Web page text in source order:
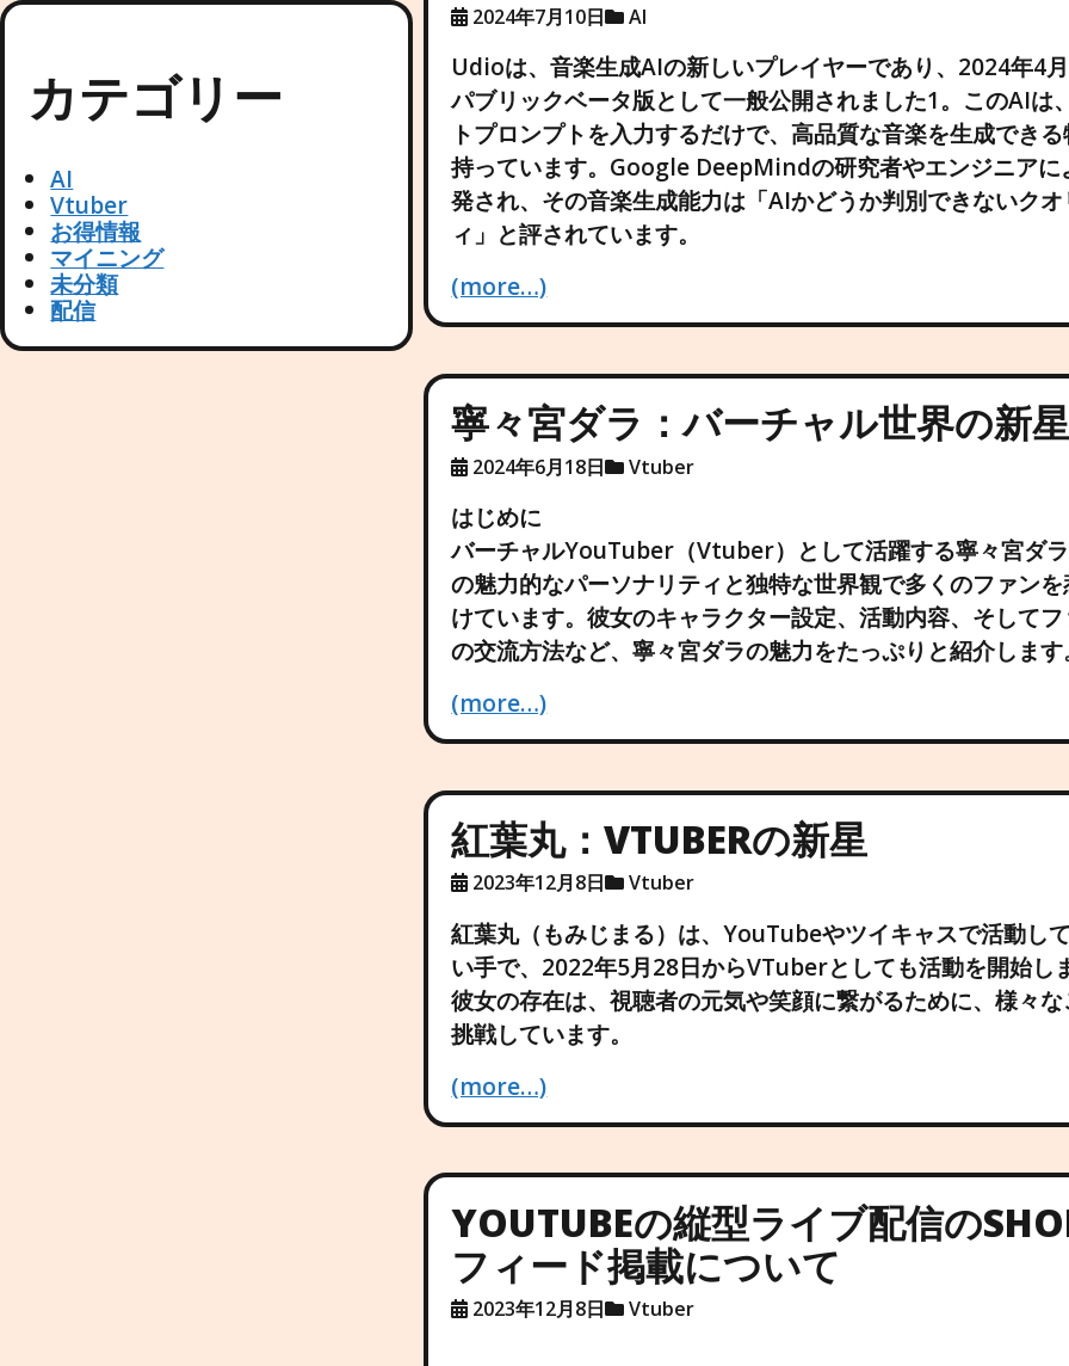
カテゴリー
AI
Vtuber
お得情報
マイニング
未分類
配信
2024年7月10日 AI
Udioは、音楽生成AIの新しいプレイヤーであり、2024年4
パブリックベータ版として一般公開されました1。このAIは
トプロンプトを入力するだけで、高品質な音楽を生成でき
持っています。Google DeepMindの研究者やエンジニアに
発され、その音楽生成能力は「AIかどうか判別できないク
ィ」と評されています。
(more…)
寧々宮ダラ：バーチャル世界の新
2024年6月18日 Vtuber
はじめに
バーチャルYouTuber（Vtuber）として活躍する寧々宮ダ
の魅力的なパーソナリティと独特な世界観で多くのファン
けています。彼女のキャラクター設定、活動内容、そして
の交流方法など、寧々宮ダラの魅力をたっぷりと紹介しま
(more…)
紅葉丸：VTUBERの新星
2023年12月8日 Vtuber
紅葉丸（もみじまる）は、YouTubeやツイキャスで活動し
い手で、2022年5月28日からVTuberとしても活動を開始し
彼女の存在は、視聴者の元気や笑顔に繋がるために、様々
挑戦しています。
(more…)
YOUTUBEの縦型ライブ配信の
フィード掲載について
2023年12月8日 Vtuber